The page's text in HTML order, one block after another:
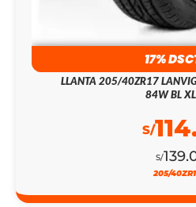
17%
LLANTA 205/40ZR17
84W BL
S/
S/
205/